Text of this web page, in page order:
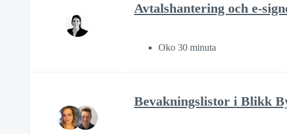
Avtalshantering och e-
Oko 30 minuta
Bevakningslistor i Blikk